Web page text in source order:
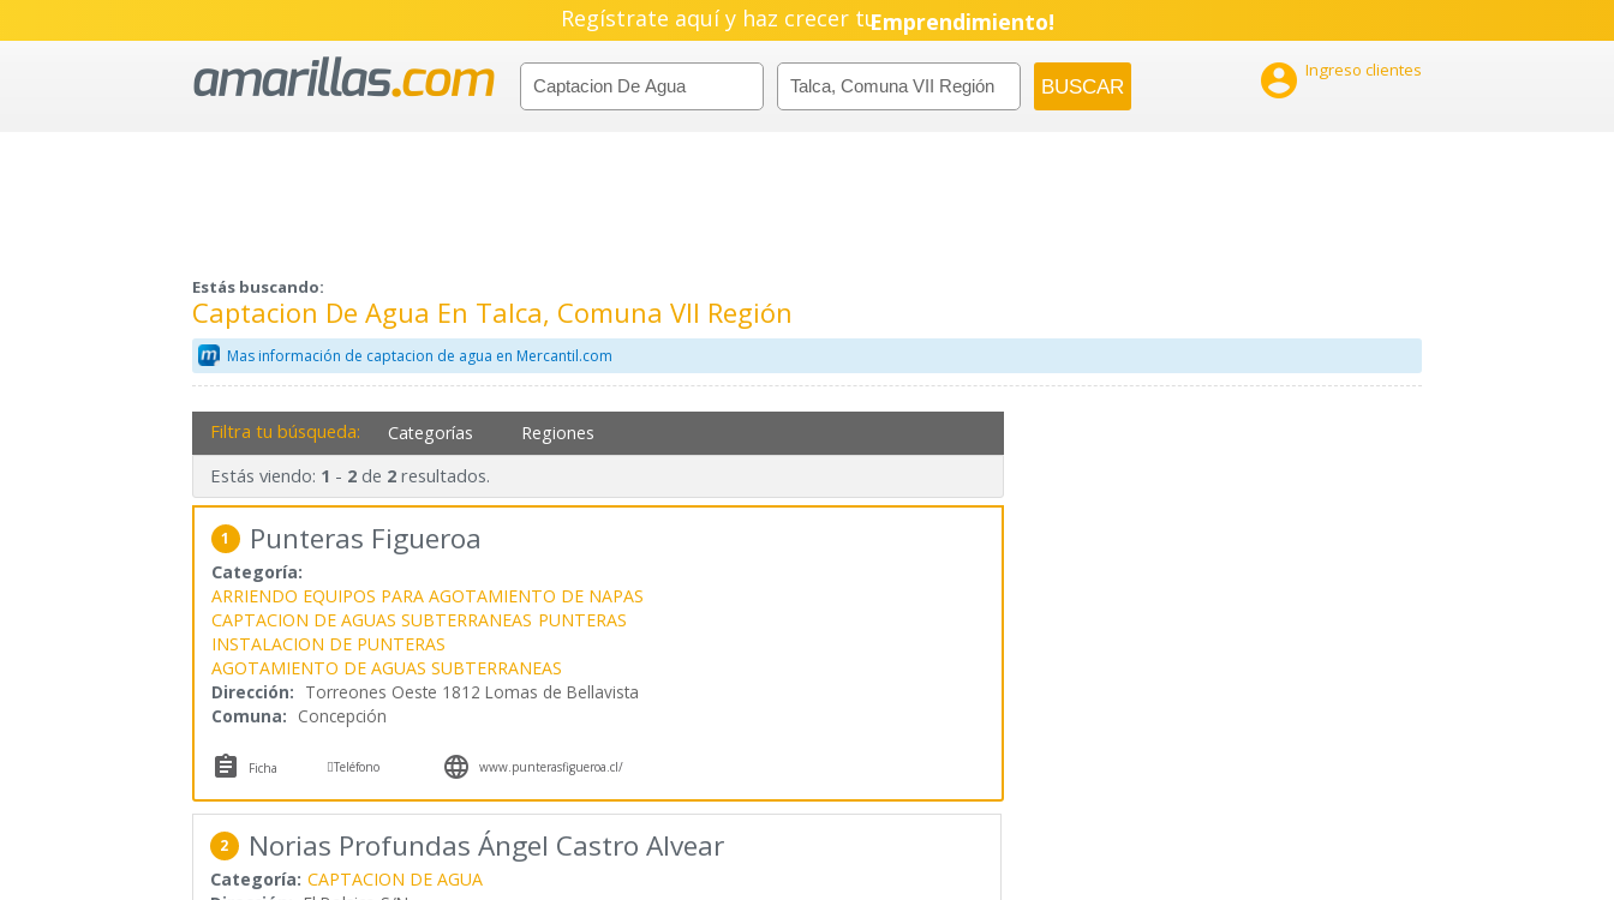
Regístrate aquí y haz crecer tuEmprendimiento!
 Ingreso clientes
Estás buscando:
Captacion De Agua En Talca, Comuna VII Región
Mas información de captacion de agua en Mercantil.com
Filtra tu búsqueda: Categorías Regiones
Estás viendo: 1 - 2de 2resultados.
1 Punteras Figueroa
Categoría:
ARRIENDO EQUIPOS PARA AGOTAMIENTO DE NAPAS
CAPTACION DE AGUAS SUBTERRANEAS PUNTERAS
INSTALACION DE PUNTERAS
AGOTAMIENTO DE AGUAS SUBTERRANEAS
Dirección: Torreones Oeste 1812 Lomas de Bellavista
Comuna: Concepción
 Ficha Teléfono  www.punterasfigueroa.cl/
2 Norias Profundas Ángel Castro Alvear
Categoría: CAPTACION DE AGUA